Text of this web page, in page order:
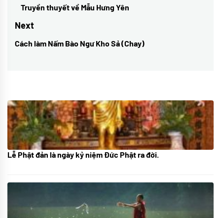
hướng
bài
viết
Previous
post:
Truyền thuyết về Mẫu Hưng Yên
Next
Next
Cách làm Nấm Bào Ngư Kho Sả (Chay)
05/06/2024
Lễ Phật đản là ngày kỷ niệm Đức Phật ra đời.